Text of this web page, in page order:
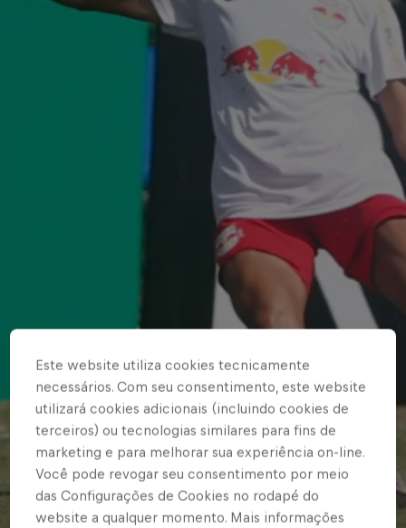
Este website utiliza cookies tecnicamente
necessários. Com seu consentimento, este website
utilizará cookies adicionais (incluindo cookies de
terceiros) ou tecnologias similares para fins de
marketing e para melhorar sua experiência on-line.
Você pode revogar seu consentimento por meio
das Configurações de Cookies no rodapé do
website a qualquer momento. Mais informações